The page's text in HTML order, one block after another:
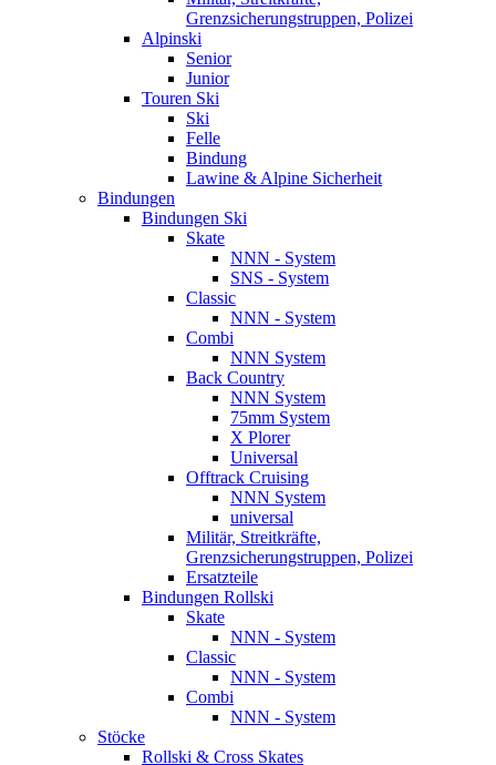
Grenzsicherungstruppen, Polizei
Alpinski
Senior
Junior
Touren Ski
Ski
Felle
Bindung
Lawine & Alpine Sicherheit
Bindungen
Bindungen Ski
Skate
NNN - System
SNS - System
Classic
NNN - System
Combi
NNN System
Back Country
NNN System
75mm System
X Plorer
Universal
Offtrack Cruising
NNN System
universal
Militär, Streitkräfte,
Grenzsicherungstruppen, Polizei
Ersatzteile
Bindungen Rollski
Skate
NNN - System
Classic
NNN - System
Combi
NNN - System
Stöcke
Rollski & Cross Skates